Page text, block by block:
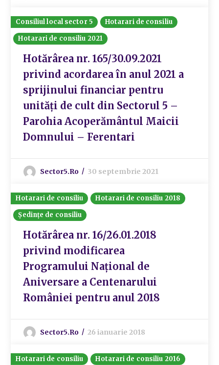
Consiliul local sector 5
Hotarari de consiliu
Hotarari de consiliu 2021
Hotărârea nr. 165/30.09.2021
privind acordarea în anul 2021 a
sprijinului financiar pentru
unități de cult din Sectorul 5 –
Parohia Acoperământul Maicii
Domnului – Ferentari
Sector5.ro 30 septembrie 2021
Hotarari de consiliu
Hotarari de consiliu 2018
Ședințe de consiliu
Hotărârea nr. 16/26.01.2018
privind modificarea
Programului Național de
Aniversare a Centenarului
României pentru anul 2018
Sector5.ro 26 ianuarie 2018
Hotarari de consiliu
Hotarari de consiliu 2016